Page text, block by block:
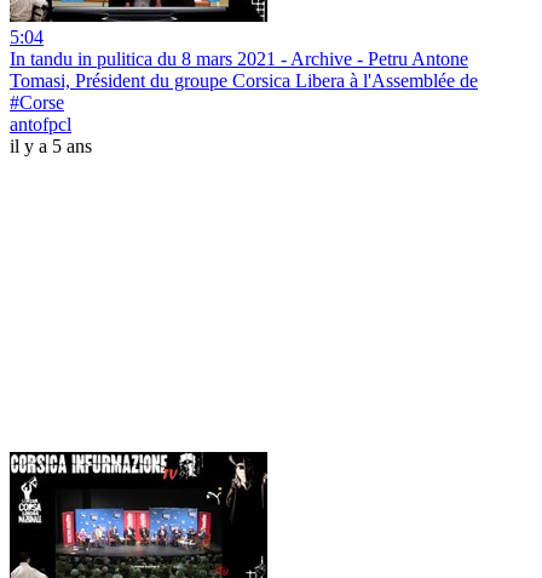
5:04
In tandu in pulitica du 8 mars 2021 - Archive - Petru Antone
Tomasi, Président du groupe Corsica Libera à l'Assemblée de
#Corse
antofpcl
il y a 5 ans